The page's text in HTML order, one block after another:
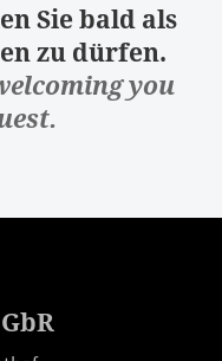
Sie bald als
zu dürfen.
you